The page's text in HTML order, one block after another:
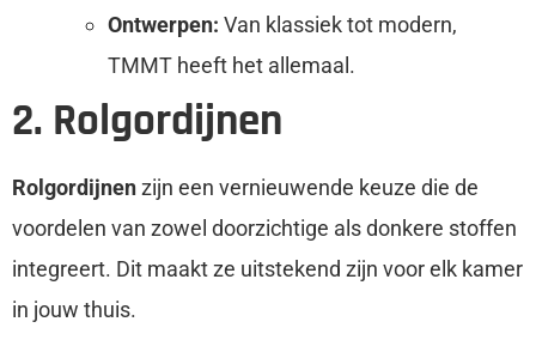
Ontwerpen: Van klassiek tot modern,
TMMT heeft het allemaal.
2. Rolgordijnen
Rolgordijnenzijn een vernieuwende keuze die de
voordelen van zowel doorzichtige als donkere stoffen
integreert. Dit maakt ze uitstekend zijn voor elk kamer
in jouw thuis.